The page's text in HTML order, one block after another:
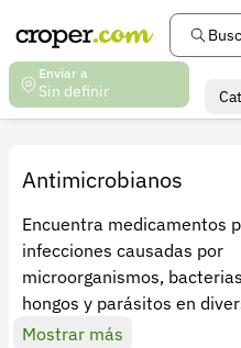
Enviar a
Sin definir
Antimicrobianos
Encuentra medicamentos
infecciones causadas por
microorganismos,
hongos y parásitos en
especies animales.¡Cuida
Mostrar más